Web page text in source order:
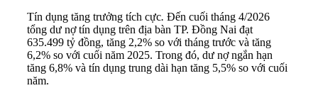
Tín dụng tăng trưởng tích cực. Đến cuối tháng 4/2026
tổng dư nợ tín dụng trên địa bàn TP. Đồng Nai đạt
635.499 tỷ đồng, tăng 2,2% so với tháng trước và tăng
6,2% so với cuối năm 2025. Trong đó, dư nợ ngắn hạn
tăng 6,8% và tín dụng trung dài hạn tăng 5,5% so với cuối
năm.